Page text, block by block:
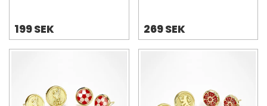
199 SEK 269 SEK